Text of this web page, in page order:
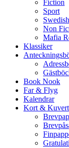
Fiction
Sport
Non
Mafia
Klassiker
Book Nook
Far & Flyg
Kalendrar
Kort & Kuvert